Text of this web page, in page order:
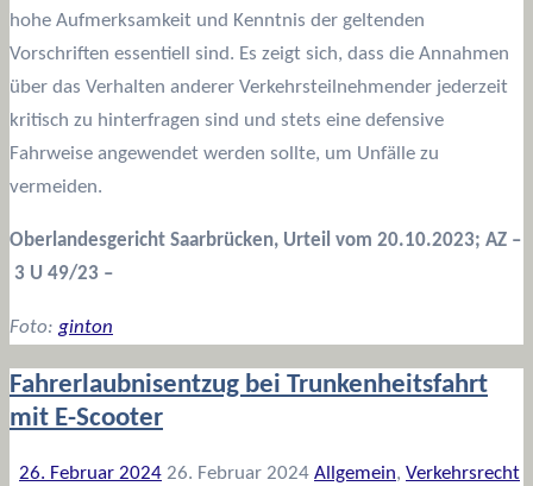
hohe Aufmerksamkeit und Kenntnis der geltenden
Vorschriften essentiell sind. Es zeigt sich, dass die Annahmen
über das Verhalten anderer Verkehrsteilnehmender jederzeit
kritisch zu hinterfragen sind und stets eine defensive
Fahrweise angewendet werden sollte, um Unfälle zu
vermeiden.
Oberlandesgericht Saarbrücken, Urteil vom 20.10.2023; AZ –
3 U 49/23 –
Foto: ginton
Fahrerlaubnisentzug bei Trunkenheitsfahrt
mit E-Scooter
26. Februar 2024 26. Februar 2024 Allgemein, Verkehrsrecht